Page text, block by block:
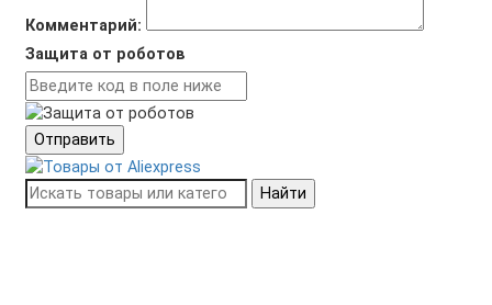
Комментарий:
Защита от роботов
Отправить
Найти